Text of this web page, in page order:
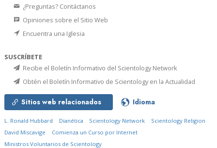
¿Preguntas? Contáctanos
Opiniones sobre el Sitio Web
Encuentra una Iglesia
SUSCRÍBETE
Recibe el Boletín Informativo del Scientology Network
Obtén el Boletín Informativo de Scientology en la Actualidad
Sitios web relacionados Idioma
L. Ronald Hubbard Dianética Scientology Network
Scientology Religion
David Miscavige
Comienza un Curso por Internet
Ministros Voluntarios de Scientology